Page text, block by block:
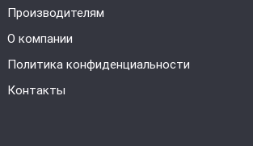
Производителям
О компании
Политика конфиденциальности
Контакты